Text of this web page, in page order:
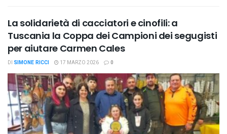
La solidarietà di cacciatori e cinofili: a
Tuscania la Coppa dei Campioni dei segugisti
per aiutare Carmen Cales
DI SIMONE RICCI 17 MARZO 2026 0